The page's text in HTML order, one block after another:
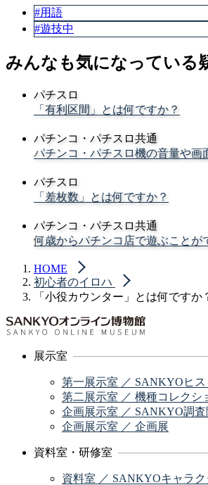
#用語
#遊技中
みんなも気になっている
パチスロ
「有利区間」とは何ですか？
パチンコ・パチスロ共通
パチンコ・パチスロ機の音量や画
パチスロ
「差枚数」とは何ですか？
パチンコ・パチスロ共通
何歳からパチンコ店で遊ぶことが
HOME
初心者のイロハ
「小役カウンター」とは何ですか
展示室
第一展示室 ／ SANKYOヒス
第二展示室 ／ 機種コレクシ
企画展示室 ／ SANKYO調査
企画展示室 ／ 企画展
資料室・研修室
資料室 ／ SANKYOキャラ